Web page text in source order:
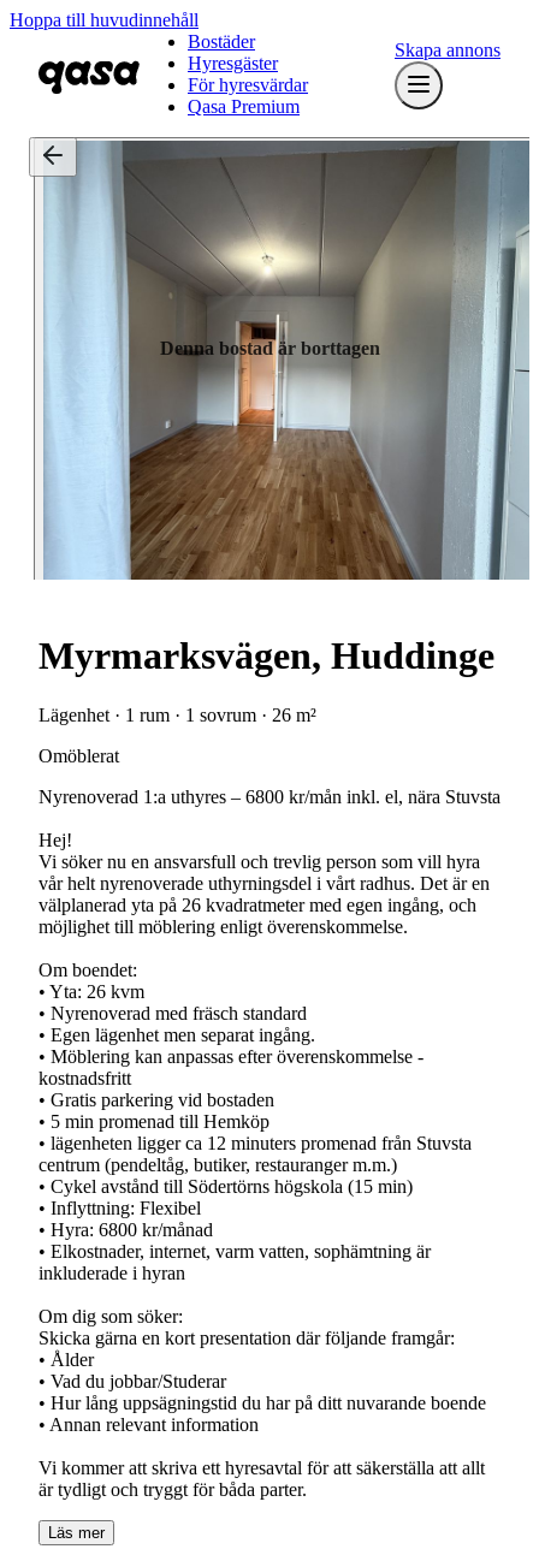
Hoppa till huvudinnehåll
Bostäder
Hyresgäster
För hyresvärdar
Qasa Premium
Skapa annons
Denna bostad är borttagen
Myrmarksvägen, Huddinge
Lägenhet · 1 rum · 1 sovrum · 26 m²
Omöblerat
Nyrenoverad 1:a uthyres – 6800 kr/mån inkl. el, nära Stuvsta
Hej!
Vi söker nu en ansvarsfull och trevlig person som vill hyra
vår helt nyrenoverade uthyrningsdel i vårt radhus. Det är en
välplanerad yta på 26 kvadratmeter med egen ingång, och
möjlighet till möblering enligt överenskommelse.
Om boendet:
• Yta: 26 kvm
• Nyrenoverad med fräsch standard
• Egen lägenhet men separat ingång.
• Möblering kan anpassas efter överenskommelse -
kostnadsfritt
• Gratis parkering vid bostaden
• 5 min promenad till Hemköp
• lägenheten ligger ca 12 minuters promenad från Stuvsta
centrum (pendeltåg, butiker, restauranger m.m.)
• Cykel avstånd till Södertörns högskola (15 min)
• Inflyttning: Flexibel
• Hyra: 6800 kr/månad
• Elkostnader, internet, varm vatten, sophämtning är
inkluderade i hyran
Om dig som söker:
Skicka gärna en kort presentation där följande framgår:
• Ålder
• Vad du jobbar/Studerar
• Hur lång uppsägningstid du har på ditt nuvarande boende
• Annan relevant information
Vi kommer att skriva ett hyresavtal för att säkerställa att allt
Läs mer